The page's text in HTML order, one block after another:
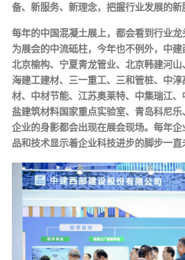
备、新服务、新理念，把握行业发展的新
每年的中国混凝土展上，都会看到行业
为展会的中流砥柱，今年也不例外，中建
北京榆构、宁夏青龙管业、北京韩建河
海建工建材、三一重工、三和管桩、中
材、中材节能、江苏奥莱特、中集瑞江
盐建筑材料国家重点实验室、青岛科尼
企业的身影都会出现在展会现场。每年
品和技术显示着企业科技进步的脚步一直